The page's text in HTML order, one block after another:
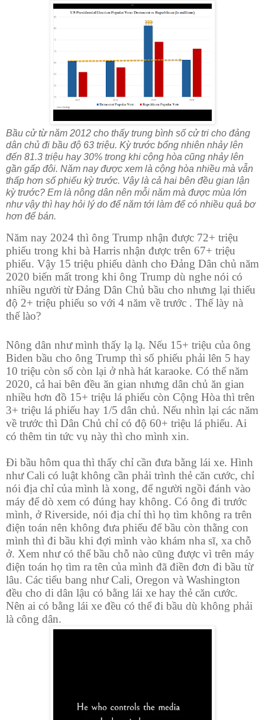
Bầu cử từ năm 2012 cho thấy trung bình số cử tri cho đảng
dân chủ đi bầu độ 63 triệu. Kỳ trước bổng nhiên nhảy lên
đến 81.3 triệu hay 30% trong khi cộng hòa cũng nhảy lên
gần gấp đôi. Năm nay được xem là cộng hòa nhiều mà vẫn
thấp hơn số phiếu kỳ trước. Vậy là cả hai bên đều gian lận
kỳ trước? Em là nông dân nên mỗi năm mà được mùa lớn
như vậy thì hay hỏi lý do để năm tới làm để có nhiều quả bơ
hơn để bán.
Năm nay 2024 thì ông Trump nhận được 72+ triệu
phiếu trong khi bà Harris nhận được trên 67+ triệu
phiếu. Vậy 15 triệu phiếu dành cho Đảng Dân chủ năm
2020 biến mất trong khi ông Trump dù nghe nói có
nhiều người từ Đảng Dân Chủ bầu cho nhưng lại thiếu
độ 2+ triệu phiếu so với 4 năm về trước . Thế lày nà
thế lào?
Nông dân như mình thấy lạ lạ. Nếu 15+ triệu của ông
Biden bầu cho ông Trump thì số phiếu phải lên 5 hay
10 triệu còn số còn lại ở nhà hát karaoke. Có thể năm
2020, cả hai bên đều ăn gian nhưng dân chủ ăn gian
nhiều hơn đồ 15+ triệu lá phiếu còn Cộng Hòa thì trên
3+ triệu lá phiếu hay 1/5 dân chủ. Nếu nhìn lại các năm
về trước thì Dân Chủ chỉ có độ 60+ triệu lá phiếu. Ai
có thêm tin tức vụ này thì cho mình xin.
Đi bầu hôm qua thì thấy chỉ cần đưa bằng lái xe. Hình
như Cali có luật không cần phải trình thẻ căn cước, chỉ
nói địa chỉ của mình là xong, để người ngồi đánh vào
máy để dò xem có đúng hay không. Có ông đi trước
mình, ở Riverside, nói địa chỉ thì họ tìm không ra trên
điện toán nên không đưa phiếu để bầu còn thằng con
mình thì đi bầu khi đợi mình vào khám nha sĩ, xa chỗ
ở. Xem như có thể bầu chỗ nào cũng được vì trên máy
điện toán họ tìm ra tên của mình đã điền đơn đi bầu từ
lâu. Các tiểu bang như Cali, Oregon và Washington
đều cho di dân lậu có bằng lái xe hay thẻ căn cước.
Nên ai có bằng lái xe đều có thể đi bầu dù không phải
là công dân.